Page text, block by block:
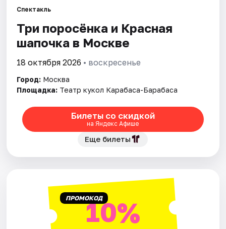
Города
Площадки
Рейтинги
Спектакль
Три поросёнка и Красная
шапочка в Москве
18 октября 2026 • воскресенье
Город: Москва
Площадка: Театр кукол Карабаса-Барабаса
Билеты со скидкой
на Яндекс Афише
Еще билеты
ПРОМОКОД10%